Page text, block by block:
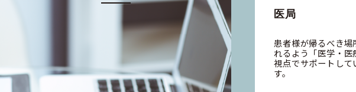
医局
患者様が帰るべき場
れるよう「医学・医
視点でサポートして
す。